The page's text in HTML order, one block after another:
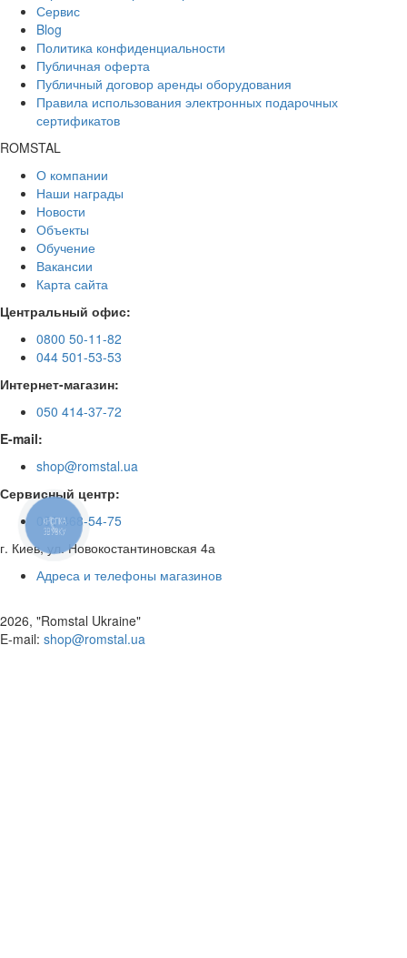
Сервис
Blog
Политика конфиденциальности
Публичная оферта
Публичный договор аренды оборудования
Правила использования электронных подарочных
сертификатов
ROMSTAL
О компании
Наши награды
Новости
Объекты
Обучение
Вакансии
Карта сайта
Центральный офис:
0800 50-11-82
044 501-53-53
Интернет-магазин:
050 414-37-72
E-mail:
shop@romstal.ua
Сервисный центр:
050 468-54-75
г. Киев, ул. Новокостантиновская 4а
Адреса и телефоны магазинов
2026, "Romstal Ukraine"
​E-mail: shop@romstal.ua
КНОПКА
ЗВ'ЯЗКУ